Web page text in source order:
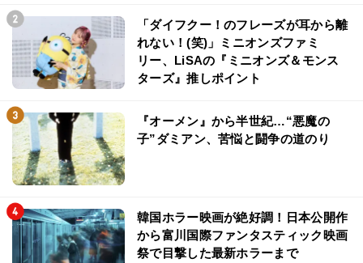
「ダイフクー！のフレーズが耳から離
れない！(笑)」ミニオンズファミ
リー、LiSAの『ミニオンズ＆モンス
ターズ』推しポイント
『オーメン』から半世紀…“悪魔の
子”ダミアン、苦悩と闘争の道のり
韓国ホラー映画が絶好調！日本公開作
から富川国際ファンタスティック映画
祭で目撃した最新ホラーまで